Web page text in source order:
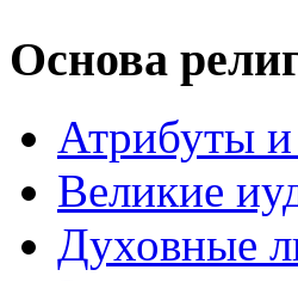
Основа
Атрибуты
Великие
Духовные